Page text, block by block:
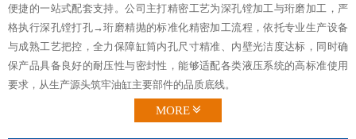
便捷的一站式配套支持。公司主打精密工艺为深孔镗加工与珩磨加工，严
格执行深孔镗打孔→珩磨精抛的标准化精密加工流程，依托专业生产设备
与成熟工艺把控，全力保障缸筒内孔尺寸精准、内壁光洁度达标，同时确
保产品具备良好的耐压性与密封性，能够适配各类液压系统的高标准使用
要求，从生产源头筑牢油缸主要部件的品质底线。
MORE